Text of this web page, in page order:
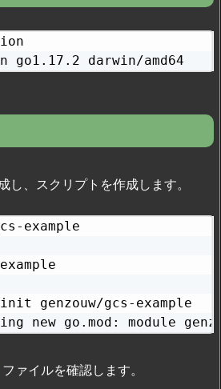
go1.17.2 darwin/amd64
し、スクリプトを作成します。
example
genzouw/gcs-example
new go.mod: module
ファイルを確認します。